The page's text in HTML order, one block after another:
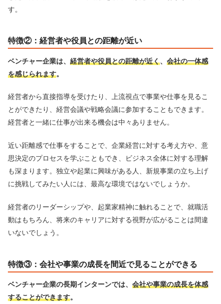
す。
特徴②：経営者や役員との距離が近い
ベンチャー企業は、 経営者や役員との距離が近く、 会社の一体感
を感じられます。
経営者から直接指導を受けたり、上流視点で事業や仕事を見るこ
とができたり、経営会議や戦略会議に参加することもできます。
経営者と一緒に仕事が出来る機会は中々ありません。
近い距離感で仕事をすることで、企業経営に対する考え方や、意
思決定のプロセスを学ぶこともでき、ビジネス全体に対する理解
も深まります。独立や起業に興味がある人、新規事業の立ち上げ
に挑戦してみたい人には、最高な環境ではないでしょうか。
経営者のリーダーシップや、起業家精神に触れることで、就職活
動はもちろん、将来のキャリアに対する視野が広がることは間違
いないでしょう。
特徴③：会社や事業の成長を間近で見ることができる
ベンチャー企業の長期インターンでは、 会社や事業の成長を体感
することができます。